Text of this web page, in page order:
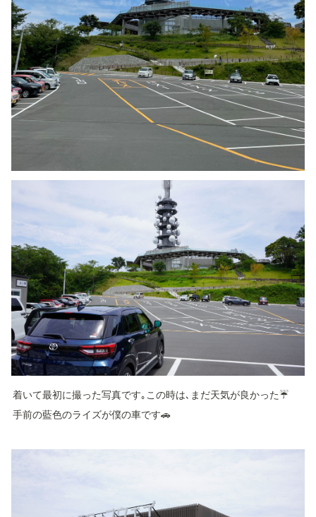
着いて最初に撮った写真です｡この時は､まだ天気が良かった☔️
手前の藍色のライズが僕の車です🚗